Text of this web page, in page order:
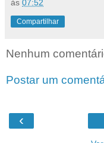
às 07:52
Compartilhar
Nenhum
Postar um
‹